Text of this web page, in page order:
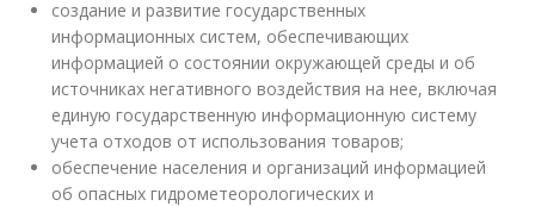
создание и развитие государственных
информационных систем, обеспечивающих
информацией о состоянии окружающей среды и об
источниках негативного воздействия на нее, включая
единую государственную информационную систему
учета отходов от использования товаров;
обеспечение населения и организаций информацией
об опасных гидрометеорологических и